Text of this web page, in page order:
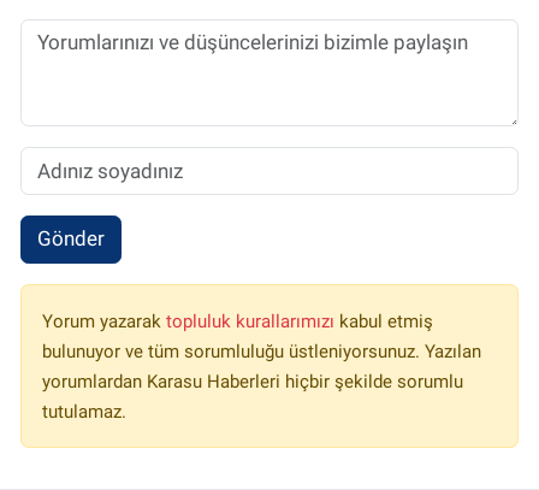
Gönder
Yorum yazarak topluluk kurallarımızı kabul etmiş
bulunuyor ve tüm sorumluluğu üstleniyorsunuz. Yazılan
yorumlardan Karasu Haberleri hiçbir şekilde sorumlu
tutulamaz.